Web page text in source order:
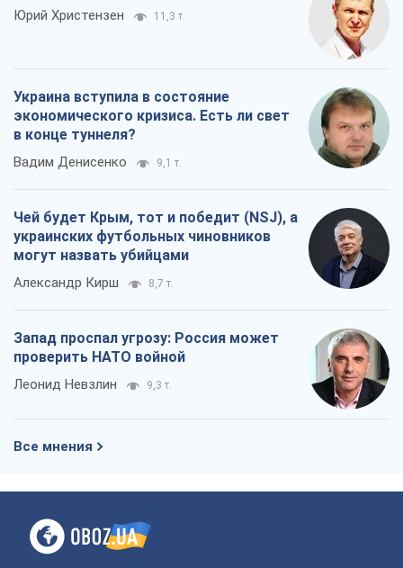
Юрий Христензен 11,3 т.
Украина вступила в состояние
экономического кризиса. Есть ли свет
в конце туннеля?
Вадим Денисенко 9,1 т.
Чей будет Крым, тот и победит (NSJ), а
украинских футбольных чиновников
могут назвать убийцами
Александр Кирш 8,7 т.
Запад проспал угрозу: Россия может
проверить НАТО войной
Леонид Невзлин 9,3 т.
Все мнения